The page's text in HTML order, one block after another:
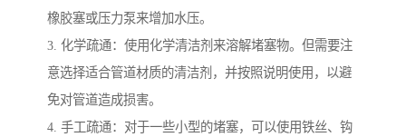
橡胶塞或压力泵来增加水压。
3. 化学疏通：使用化学清洁剂来溶解堵塞物。但需要注
意选择适合管道材质的清洁剂，并按照说明使用，以避
免对管道造成损害。
4. 手工疏通：对于一些小型的堵塞，可以使用铁丝、钩